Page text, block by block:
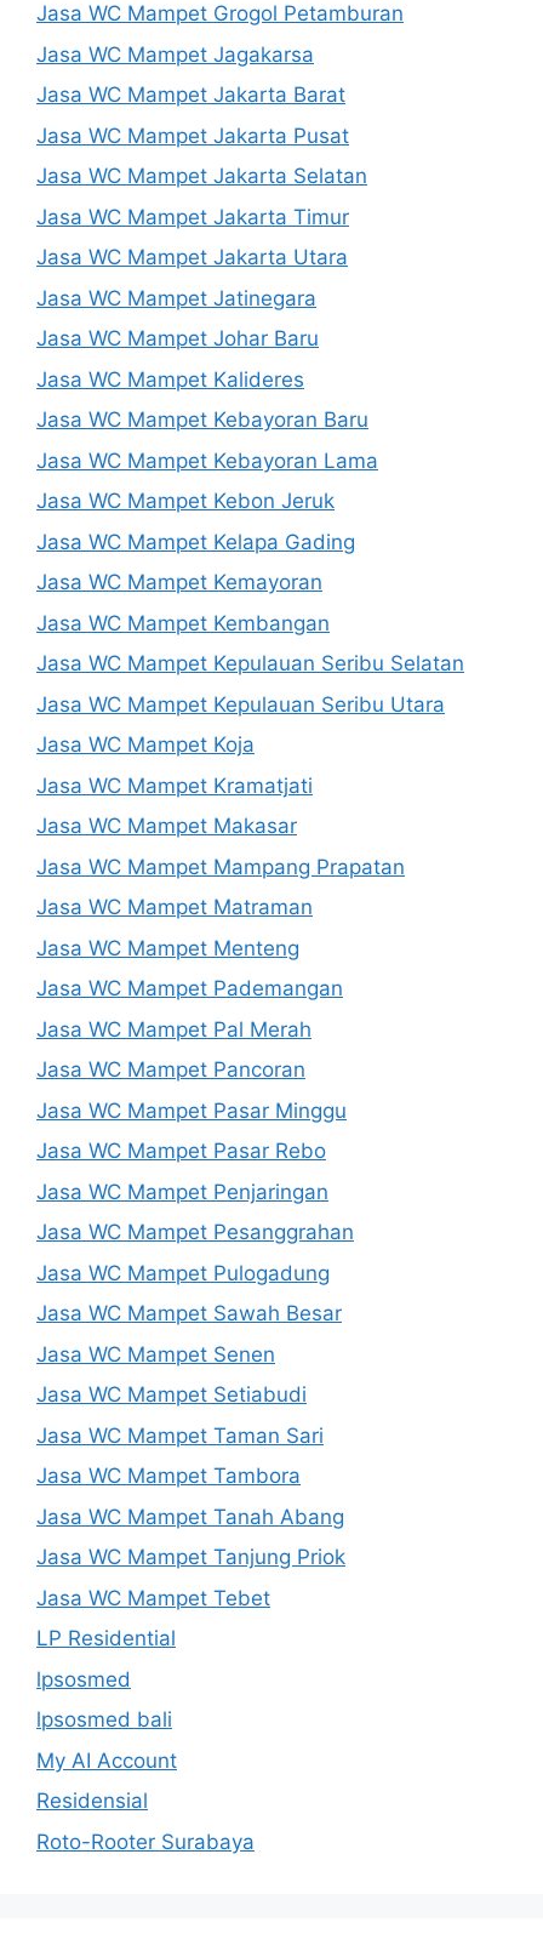
Jasa WC Mampet Grogol Petamburan
Jasa WC Mampet Jagakarsa
Jasa WC Mampet Jakarta Barat
Jasa WC Mampet Jakarta Pusat
Jasa WC Mampet Jakarta Selatan
Jasa WC Mampet Jakarta Timur
Jasa WC Mampet Jakarta Utara
Jasa WC Mampet Jatinegara
Jasa WC Mampet Johar Baru
Jasa WC Mampet Kalideres
Jasa WC Mampet Kebayoran Baru
Jasa WC Mampet Kebayoran Lama
Jasa WC Mampet Kebon Jeruk
Jasa WC Mampet Kelapa Gading
Jasa WC Mampet Kemayoran
Jasa WC Mampet Kembangan
Jasa WC Mampet Kepulauan Seribu Selatan
Jasa WC Mampet Kepulauan Seribu Utara
Jasa WC Mampet Koja
Jasa WC Mampet Kramatjati
Jasa WC Mampet Makasar
Jasa WC Mampet Mampang Prapatan
Jasa WC Mampet Matraman
Jasa WC Mampet Menteng
Jasa WC Mampet Pademangan
Jasa WC Mampet Pal Merah
Jasa WC Mampet Pancoran
Jasa WC Mampet Pasar Minggu
Jasa WC Mampet Pasar Rebo
Jasa WC Mampet Penjaringan
Jasa WC Mampet Pesanggrahan
Jasa WC Mampet Pulogadung
Jasa WC Mampet Sawah Besar
Jasa WC Mampet Senen
Jasa WC Mampet Setiabudi
Jasa WC Mampet Taman Sari
Jasa WC Mampet Tambora
Jasa WC Mampet Tanah Abang
Jasa WC Mampet Tanjung Priok
Jasa WC Mampet Tebet
LP Residential
lpsosmed
lpsosmed bali
My AI Account
Residensial
Roto-Rooter Surabaya